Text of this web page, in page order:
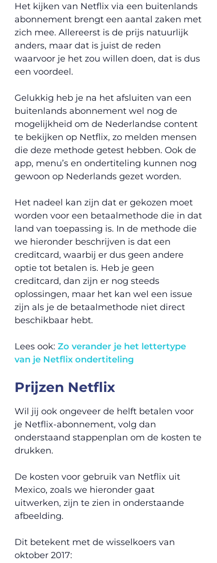
Het kijken van Netflix via een buitenlands
abonnement brengt een aantal zaken met
zich mee. Allereerst is de prijs natuurlijk
anders, maar dat is juist de reden
waarvoor je het zou willen doen, dat is dus
een voordeel.
Gelukkig heb je na het afsluiten van een
buitenlands abonnement wel nog de
mogelijkheid om de Nederlandse content
te bekijken op Netflix, zo melden mensen
die deze methode getest hebben. Ook de
app, menu’s en ondertiteling kunnen nog
gewoon op Nederlands gezet worden.
Het nadeel kan zijn dat er gekozen moet
worden voor een betaalmethode die in dat
land van toepassing is. In de methode die
we hieronder beschrijven is dat een
creditcard, waarbij er dus geen andere
optie tot betalen is. Heb je geen
creditcard, dan zijn er nog steeds
oplossingen, maar het kan wel een issue
zijn als je de betaalmethode niet direct
beschikbaar hebt.
Lees ook: Zo verander je het lettertype
van je Netflix ondertiteling
Prijzen Netflix
Wil jij ook ongeveer de helft betalen voor
je Netflix-abonnement, volg dan
onderstaand stappenplan om de kosten te
drukken.
De kosten voor gebruik van Netflix uit
Mexico, zoals we hieronder gaat
uitwerken, zijn te zien in onderstaande
afbeelding.
Dit betekent met de wisselkoers van
oktober 2017: